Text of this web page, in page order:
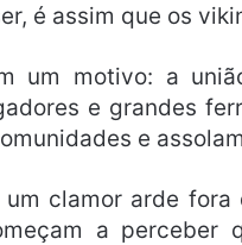
é assim que os
um motivo: a
e grandes
e
clamor arde
a